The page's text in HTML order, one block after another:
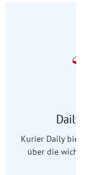
Daily
Kurier Daily
über die